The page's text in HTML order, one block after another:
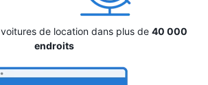
de location dans plus de 40 000
endroits